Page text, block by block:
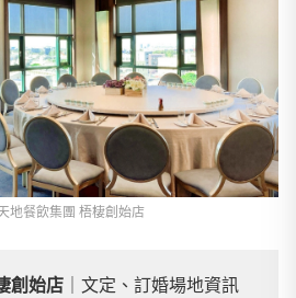
地餐飲集團 梧棲創始店
創始店 ｜文定、訂婚場地資訊